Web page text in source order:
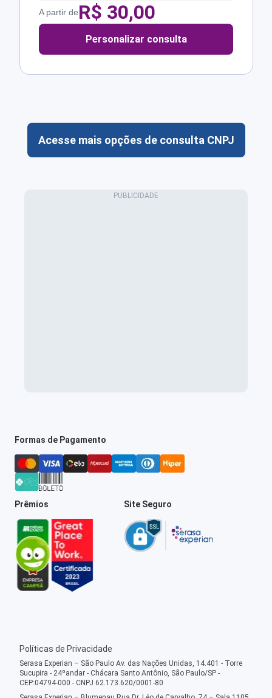
A partir deR$ 30,00
Personalizar consulta
Acesse mais opções de consulta CNPJ
Formas de Pagamento
Prêmios Site Seguro
Políticas de Privacidade
Serasa Experian – São Paulo Av. das Nações Unidas, 14.401 - Torre
Sucupira - 24ºandar - Chácara Santo Antônio, São Paulo/SP -
CEP:04794-000 - CNPJ 62.173.620/0001-80